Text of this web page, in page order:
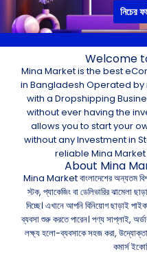
নিচের
Welcome
Mina Market is the best
in Bangladesh Operated
with a Dropshipping
without ever having the
allows you to start your
without any Investment in
reliable Mina
About Mina
Mina Market বাংলাদেশের অন্যতম
স্টক, প্যাকেজিং বা ডেলিভারির ঝামেলা
দিচ্ছে। এখানে আপনি বিনিয়োগ ছাড়াই
ব্যবসা শুরু করতে পারেন। পণ্য সাপ্লাই,
লক্ষ্য হলো-ব্যবসাকে সহজ করা,
কমার্স